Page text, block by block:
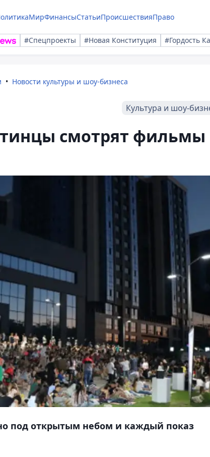
МирФинансыСтатьиПроисшествияПраво
#Спецпроекты #Новая Конституция #Гордость
Новости культуры и шоу-бизнеса
Культура и шоу-
смотрят фильмы
под открытым небом и каждый показ